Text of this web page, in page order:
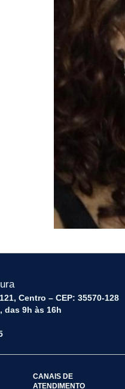
Centro – CEP: 35570-128
das 9h às 16h
CANAIS DE
ATENDIMENTO